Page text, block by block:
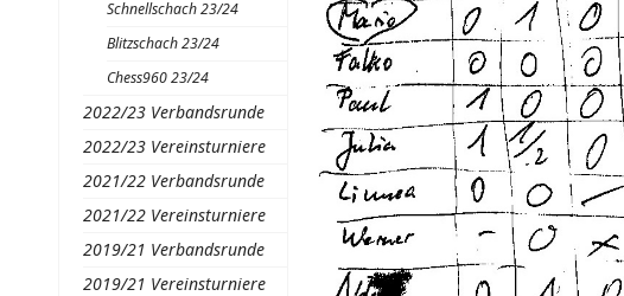
Schnellschach 23/24
Blitzschach 23/24
Chess960 23/24
2022/23 Verbandsrunde
2022/23 Vereinsturniere
2021/22 Verbandsrunde
2021/22 Vereinsturniere
2019/21 Verbandsrunde
2019/21 Vereinsturniere